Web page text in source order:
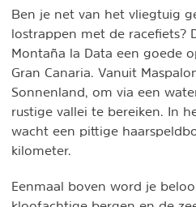
Ben je net van het vliegtuig
lostrappen met de racefiets?
Montaña la Data een goede
Gran Canaria. Vanuit
Sonnenland, om via een
rustige vallei te bereiken. In
wacht een pittige
kilometer.
Eenmaal boven word je